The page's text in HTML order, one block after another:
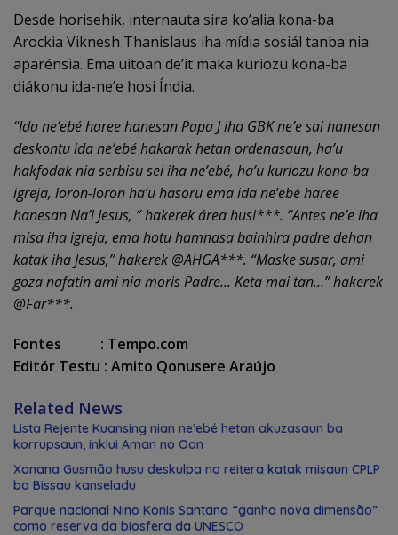
Desde horisehik, internauta sira ko’alia kona-ba
Arockia Viknesh Thanislaus iha mídia sosiál tanba nia
aparénsia. Ema uitoan de’it maka kuriozu kona-ba
diákonu ida-ne’e hosi Índia.
“Ida ne’ebé haree hanesan Papa J iha GBK ne’e sai hanesan
deskontu ida ne’ebé hakarak hetan ordenasaun, ha’u
hakfodak nia serbisu sei iha ne’ebé, ha’u kuriozu kona-ba
igreja, loron-loron ha’u hasoru ema ida ne’ebé haree
hanesan Na’i Jesus, ” hakerek área husi***. “Antes ne’e iha
misa iha igreja, ema hotu hamnasa bainhira padre dehan
katak iha Jesus,” hakerek @AHGA***. “Maske susar, ami
goza nafatin ami nia moris Padre… Keta mai tan…” hakerek
@Far***.
Fontes : Tempo.com
Editór Testu : Amito Qonusere Araújo
Related News
Lista Rejente Kuansing nian ne’ebé hetan akuzasaun ba
korrupsaun, inklui Aman no Oan
Xanana Gusmão husu deskulpa no reitera katak misaun CPLP
ba Bissau kanseladu
Parque nacional Nino Konis Santana “ganha nova dimensão”
como reserva da biosfera da UNESCO